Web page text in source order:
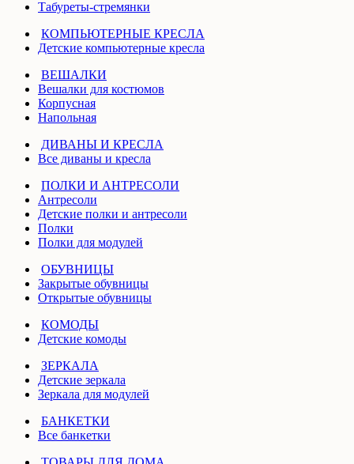
Табуреты-стремянки
КОМПЬЮТЕРНЫЕ КРЕСЛА
Детские компьютерные кресла
ВЕШАЛКИ
Вешалки для костюмов
Корпусная
Напольная
ДИВАНЫ И КРЕСЛА
Все диваны и кресла
ПОЛКИ И АНТРЕСОЛИ
Антресоли
Детские полки и антресоли
Полки
Полки для модулей
ОБУВНИЦЫ
Закрытые обувницы
Открытые обувницы
КОМОДЫ
Детские комоды
ЗЕРКАЛА
Детские зеркала
Зеркала для модулей
БАНКЕТКИ
Все банкетки